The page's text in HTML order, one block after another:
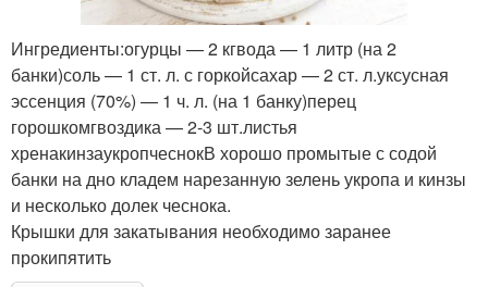
Ингредиенты:огурцы — 2 кгвода — 1 литр (на 2
банки)соль — 1 ст. л. с горкойсахар — 2 ст. л.уксусная
эссенция (70%) — 1 ч. л. (на 1 банку)перец
горошкомгвоздика — 2-3 шт.листья
хренакинзаукропчеснокВ хорошо промытые с содой
банки на дно кладем нарезанную зелень укропа и кинзы
и несколько долек чеснока.
Крышки для закатывания необходимо заранее
прокипятить